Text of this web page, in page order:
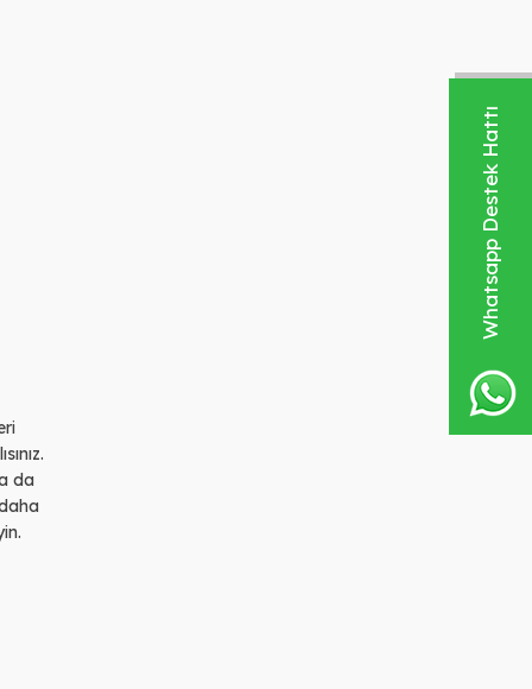
Whatsapp Destek Hattı
da